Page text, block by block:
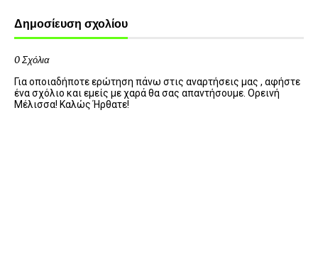
Δημοσίευση σχολίου
0 Σχόλια
Για οποιαδήποτε ερώτηση πάνω στις αναρτήσεις μας , αφήστε
ένα σχόλιο και εμείς με χαρά θα σας απαντήσουμε. Ορεινή
Μέλισσα! Καλώς Ήρθατε!